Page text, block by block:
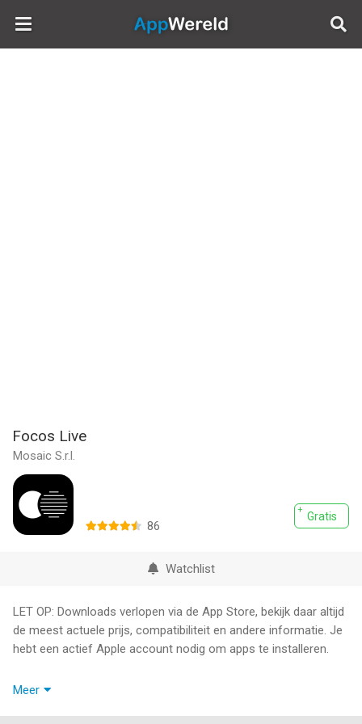
AppWereld
Focos Live
Mosaic S.r.l.
Gratis
86
Watchlist
LET OP: Downloads verlopen via de App Store, bekijk daar altijd
de meest actuele prijs, compatibiliteit en andere informatie. Je
hebt een actief Apple account nodig om apps te installeren.
Take cinematic videos same as iPhone 13 for all dual / triple /
Meer